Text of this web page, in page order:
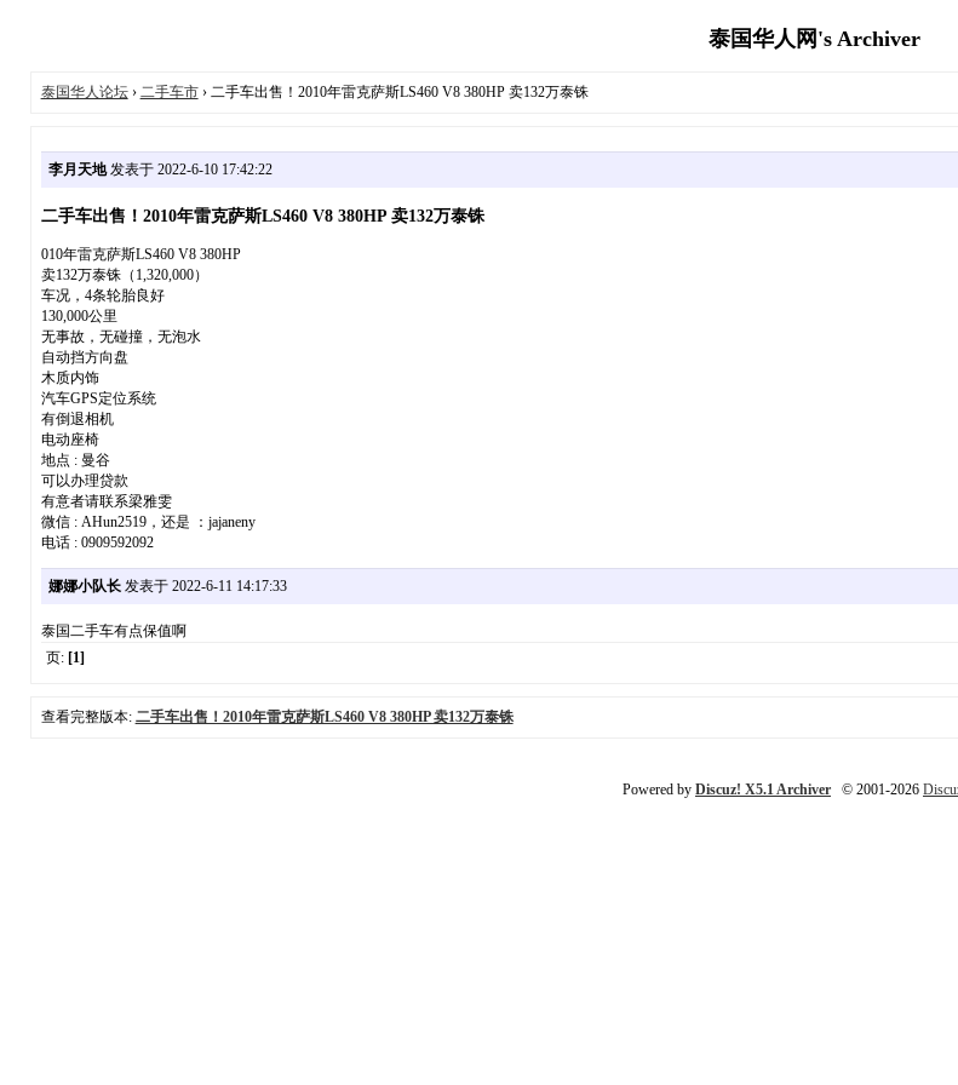
泰国华人网's Archiver
泰国华人论坛› 二手车市› 二手车出售！2010年雷克萨斯LS460 V8 380HP 卖132万泰铢
李月天地发表于 2022-6-10 17:42:22
二手车出售！2010年雷克萨斯LS460 V8 380HP 卖132万泰铢
010年雷克萨斯LS460 V8 380HP
卖132万泰铢（1,320,000）
车况，4条轮胎良好
130,000公里
无事故，无碰撞，无泡水
自动挡方向盘
木质内饰
汽车GPS定位系统
有倒退相机
电动座椅
地点 : 曼谷
可以办理贷款
有意者请联系梁雅雯
微信 : AHun2519，还是 ：jajaneny
电话 : 0909592092
娜娜小队长发表于 2022-6-11 14:17:33
泰国二手车有点保值啊
页: [1]
查看完整版本: 二手车出售！2010年雷克萨斯LS460 V8 380HP 卖132万泰铢
Powered by Discuz! X5.1 Archiver © 2001-2026